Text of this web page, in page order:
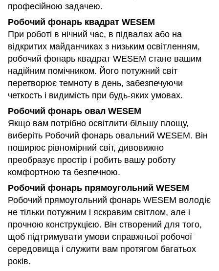
професійною задачею.
Робочий фонарь квадрат WESEM
При роботі в нічний час, в підвалах або на
відкритих майданчиках з низьким освітленням,
робочий фонарь квадрат WESEM стане вашим
надійним помічником. Його потужний світ
перетворює темноту в день, забезпечуючи
четкость і видимість при будь-яких умовах.
Робочий фонарь овал WESEM
Якщо вам потрібно освітлити більшу площу,
виберіть Робочий фонарь овальний WESEM. Він
поширює рівномірний світ, дивовижно
преобразує простір і робить вашу роботу
комфортною та безпечною.
Робочий фонарь прямоугольний WESEM
Робочий прямоугольний фонарь WESEM володіє
не тільки потужним і яскравим світлом, але і
прочною конструкцією. Він створений для того,
щоб підтримувати умови справжньої робочої
середовища і служити вам протягом багатьох
років.